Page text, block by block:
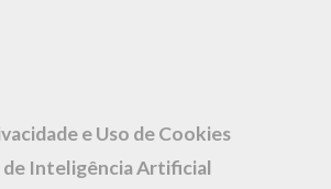
e Uso de Cookies
de Inteligência Artificial